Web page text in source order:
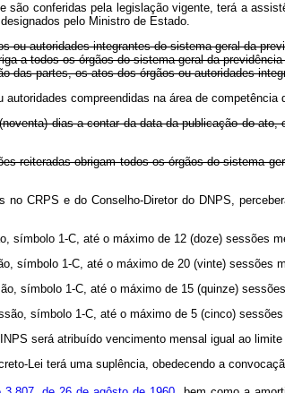
conferidas pela legislação vigente, terá a
pelo Ministro de Estado.
ou autoridades integrantes do sistema geral da
a todos os órgãos do sistema geral da previdência
das partes, os atos dos órgãos ou autoridades
compreendidas na área de competência
dias a contar da data da publicação do
reiteradas obrigam todos os órgãos do sistema
CRPS e do Conselho-Diretor do DNPS,
símbolo 1-C, até o máximo de 12 (doze) sessões
símbolo 1-C, até o máximo de 20 (vinte) sessões
símbolo 1-C, até o máximo de 15 (quinze)
símbolo 1-C, até o máximo de 5 (cinco)
será atribuído vencimento mensal igual ao
Lei terá uma suplência, obedecendo a